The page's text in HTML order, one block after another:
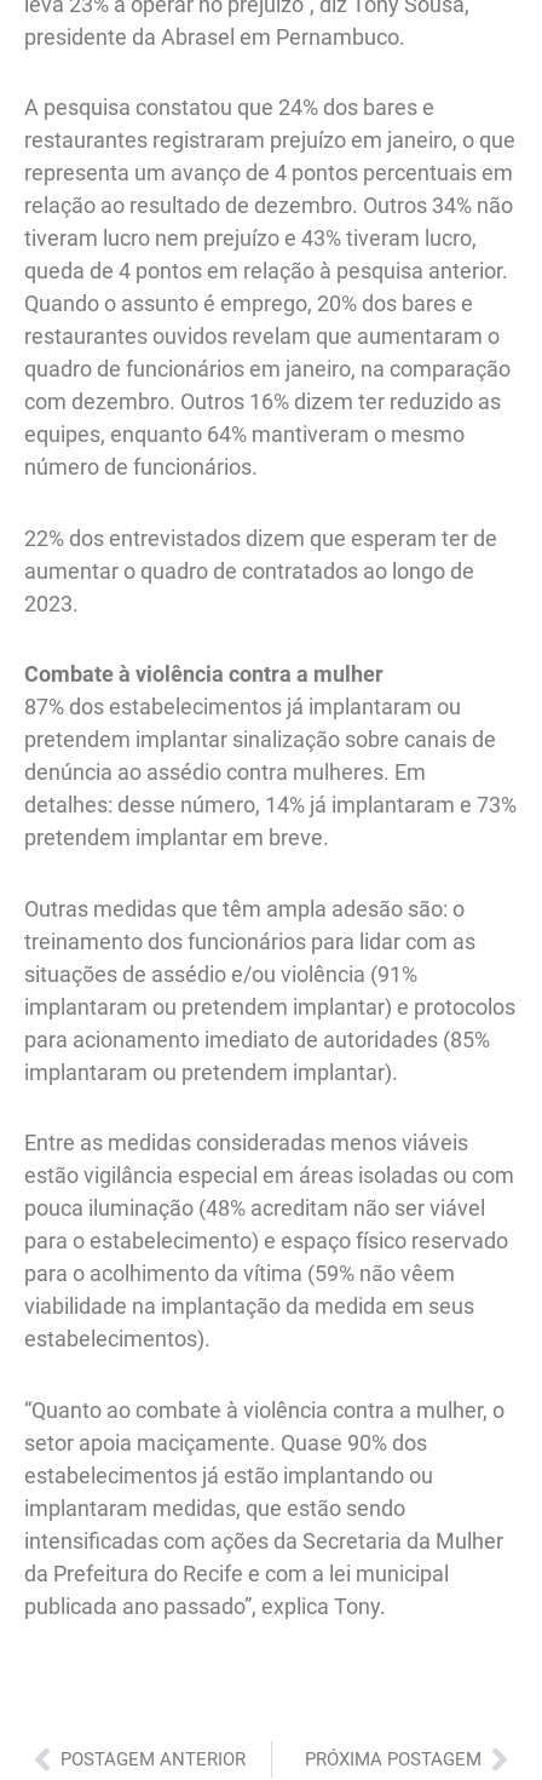
presidente da Abrasel em Pernambuco.
A pesquisa constatou que 24% dos bares e
restaurantes registraram prejuízo em janeiro, o que
representa um avanço de 4 pontos percentuais em
relação ao resultado de dezembro. Outros 34% não
tiveram lucro nem prejuízo e 43% tiveram lucro,
queda de 4 pontos em relação à pesquisa anterior.
Quando o assunto é emprego, 20% dos bares e
restaurantes ouvidos revelam que aumentaram o
quadro de funcionários em janeiro, na comparação
com dezembro. Outros 16% dizem ter reduzido as
equipes, enquanto 64% mantiveram o mesmo
número de funcionários.
22% dos entrevistados dizem que esperam ter de
aumentar o quadro de contratados ao longo de
2023.
Combate à violência contra a mulher
87% dos estabelecimentos já implantaram ou
pretendem implantar sinalização sobre canais de
denúncia ao assédio contra mulheres. Em
detalhes: desse número, 14% já implantaram e 73%
pretendem implantar em breve.
Outras medidas que têm ampla adesão são: o
treinamento dos funcionários para lidar com as
situações de assédio e/ou violência (91%
implantaram ou pretendem implantar) e protocolos
para acionamento imediato de autoridades (85%
implantaram ou pretendem implantar).
Entre as medidas consideradas menos viáveis
estão vigilância especial em áreas isoladas ou com
pouca iluminação (48% acreditam não ser viável
para o estabelecimento) e espaço físico reservado
para o acolhimento da vítima (59% não vêem
viabilidade na implantação da medida em seus
estabelecimentos).
“Quanto ao combate à violência contra a mulher, o
setor apoia maciçamente. Quase 90% dos
estabelecimentos já estão implantando ou
implantaram medidas, que estão sendo
intensificadas com ações da Secretaria da Mulher
da Prefeitura do Recife e com a lei municipal
publicada ano passado”, explica Tony.
Anterior
POSTAGEM ANTERIOR PRÓXIMA POSTAGEM